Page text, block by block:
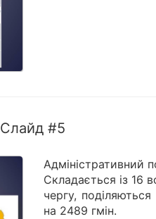
Слайд #5
Адміністративний
Складається із 16
чергу,
на 2489 гмін.